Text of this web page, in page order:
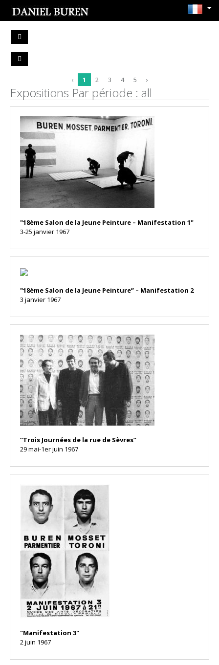
‹ 1 2 3 4 5 ›
Expositions Par période : all
"18ème Salon de la Jeune Peinture – Manifestation 1"
3-25 janvier 1967
"18ème Salon de la Jeune Peinture” – Manifestation 2
3 janvier 1967
“Trois Journées de la rue de Sèvres”
29 mai-1er juin 1967
"Manifestation 3"
2 juin 1967